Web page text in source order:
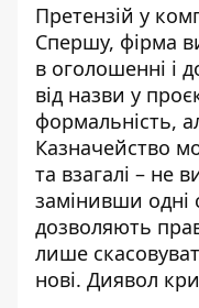
Претензій у
Спершу, фірма
в оголошенні і
від назви у
формальність,
Казначейство
та взагалі – не
замінивши одні
дозволяють
лише
нові. Диявол